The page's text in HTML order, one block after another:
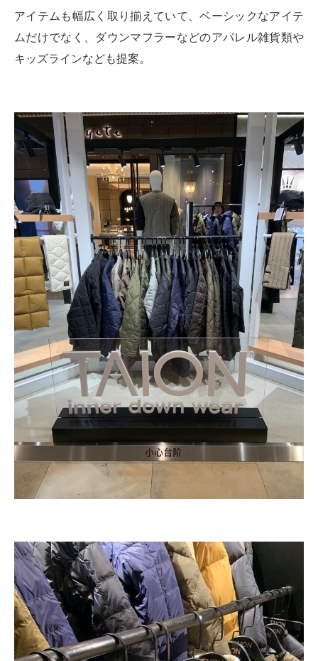
アイテムも幅広く取り揃えていて、ベーシックなアイテ
ムだけでなく、ダウンマフラーなどのアパレル雑貨類や
キッズラインなども提案。